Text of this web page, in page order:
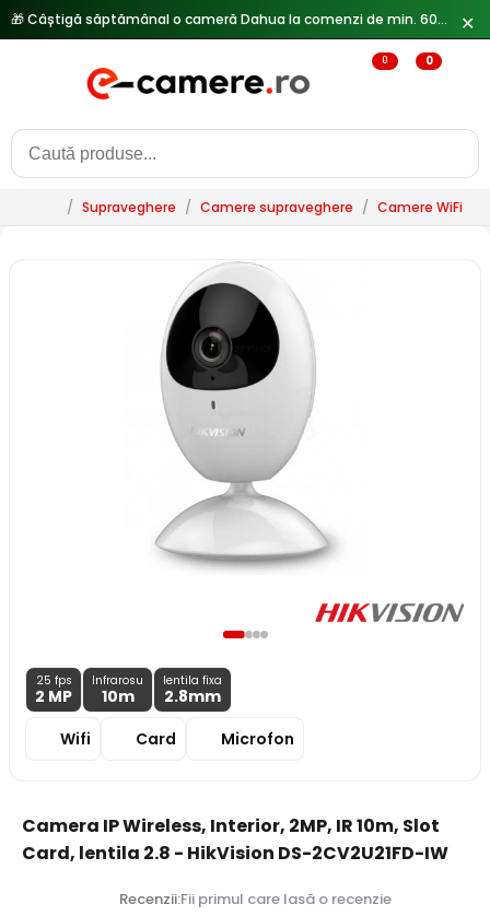
✕
0 0
/ Supraveghere / Camere supraveghere / Camere WiFi &
25 fps
2 MP
Infrarosu
10m
lentila fixa
2.8mm
Wifi
Card Microfon
Camera IP Wireless, Interior, 2MP, IR 10m, Slot
Card, lentila 2.8 - HikVision DS-2CV2U21FD-IW
Recenzii:Fii primul care lasă o recenzie